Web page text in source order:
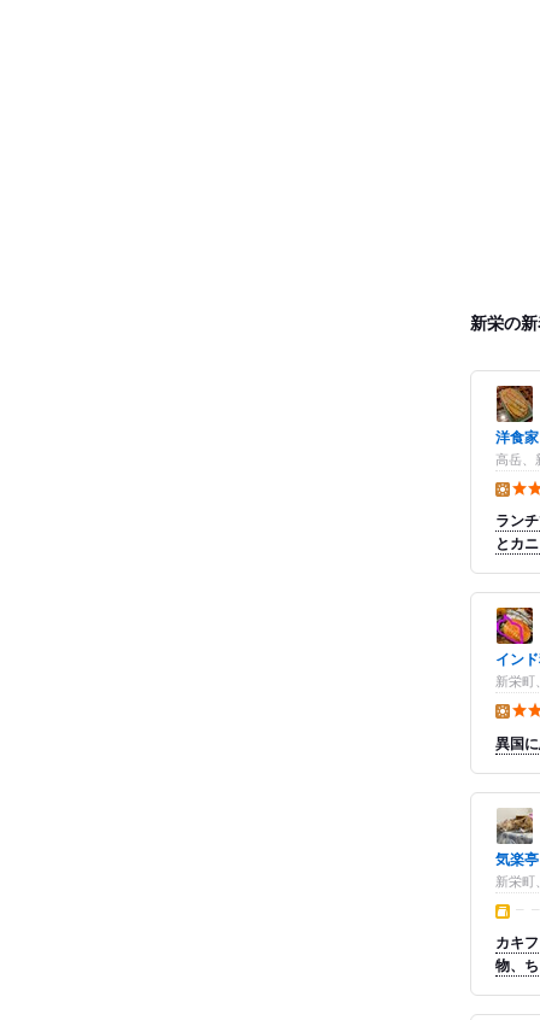
新栄の
洋食
高岳、
昼の
ラン
とカ
イン
新栄町
昼の
異国
気楽亭
新栄町
テイ
カキ
物、